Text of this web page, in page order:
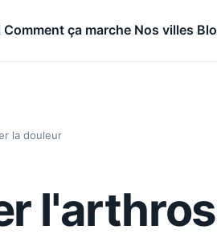
Comment ça marche Nos villes
la douleur